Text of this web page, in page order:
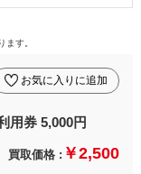
す。
用券 5,000円
お気に入りに追加
買取価格 : ￥2,500